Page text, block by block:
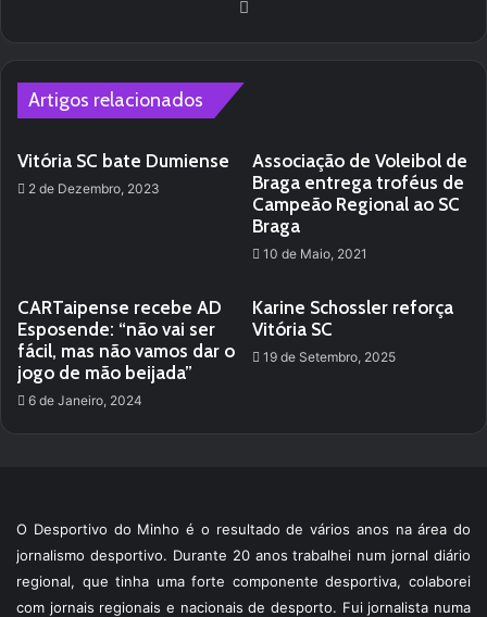
Artigos relacionados
Vitória SC bate Dumiense
2 de Dezembro, 2023
Associação de Voleibol de
Braga entrega troféus de
Campeão Regional ao SC
Braga
10 de Maio, 2021
CARTaipense recebe AD
Esposende: “não vai ser
fácil, mas não vamos dar o
jogo de mão beijada”
6 de Janeiro, 2024
Karine Schossler reforça
Vitória SC
19 de Setembro, 2025
O Desportivo do Minho é o resultado de vários anos na área do
jornalismo desportivo. Durante 20 anos trabalhei num jornal diário
regional, que tinha uma forte componente desportiva, colaborei
com jornais regionais e nacionais de desporto. Fui jornalista numa